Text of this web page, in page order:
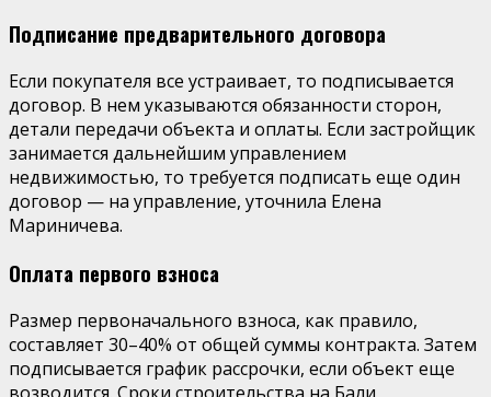
Подписание предварительного договора
Если покупателя все устраивает, то подписывается
договор. В нем указываются обязанности сторон,
детали передачи объекта и оплаты. Если застройщик
занимается дальнейшим управлением
недвижимостью, то требуется подписать еще один
договор — на управление, уточнила Елена
Мариничева.
Оплата первого взноса
Размер первоначального взноса, как правило,
составляет 30–40% от общей суммы контракта. Затем
подписывается график рассрочки, если объект еще
возводится. Сроки строительства на Бали